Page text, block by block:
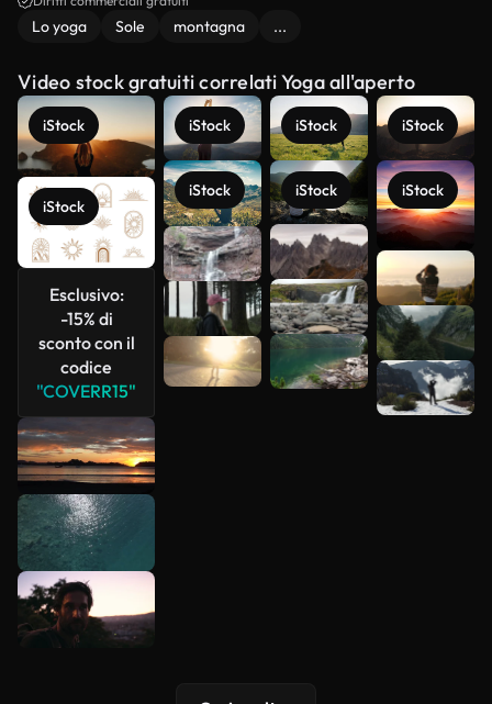
Lo yoga Sole montagna ...
Video stock gratuiti correlati Yoga all'aperto
iStock
iStock
Esclusivo:
-15% di
sconto con il
codice
"COVERR15"
iStock
iStock
iStock
iStock
iStock
iStock
Scopri di
più